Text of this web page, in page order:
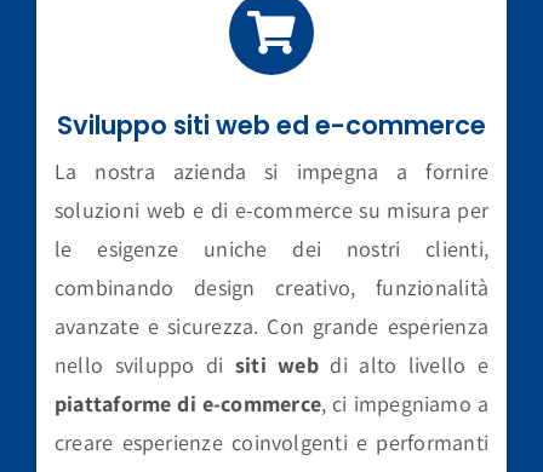
Sviluppo siti web ed e-commerce
La nostra azienda si impegna a fornire
soluzioni web e di e-commerce su misura per
le esigenze uniche dei nostri clienti,
combinando design creativo, funzionalità
avanzate e sicurezza. Con grande esperienza
nello sviluppo di siti webdi alto livello e
piattaforme di e-commerce, ci impegniamo a
creare esperienze coinvolgenti e performanti